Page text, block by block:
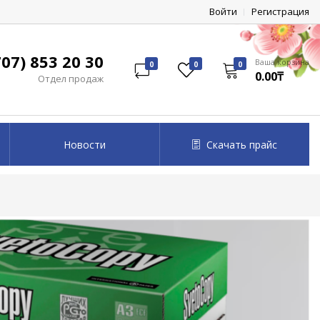
Войти Регистрация
853 20 30
Отдел продаж
0 0 0 Ваша корзина
0.00₸
Новости Скачать прайс